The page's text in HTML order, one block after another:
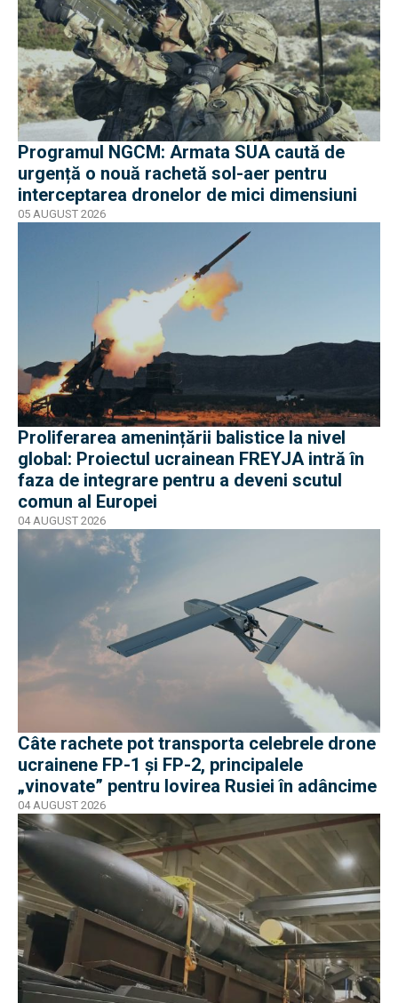
Programul NGCM: Armata SUA caută de
urgență o nouă rachetă sol-aer pentru
interceptarea dronelor de mici dimensiuni
05 AUGUST 2026
Proliferarea amenințării balistice la nivel
global: Proiectul ucrainean FREYJA intră în
faza de integrare pentru a deveni scutul
comun al Europei
04 AUGUST 2026
Câte rachete pot transporta celebrele drone
ucrainene FP-1 și FP-2, principalele
„vinovate” pentru lovirea Rusiei în adâncime
04 AUGUST 2026